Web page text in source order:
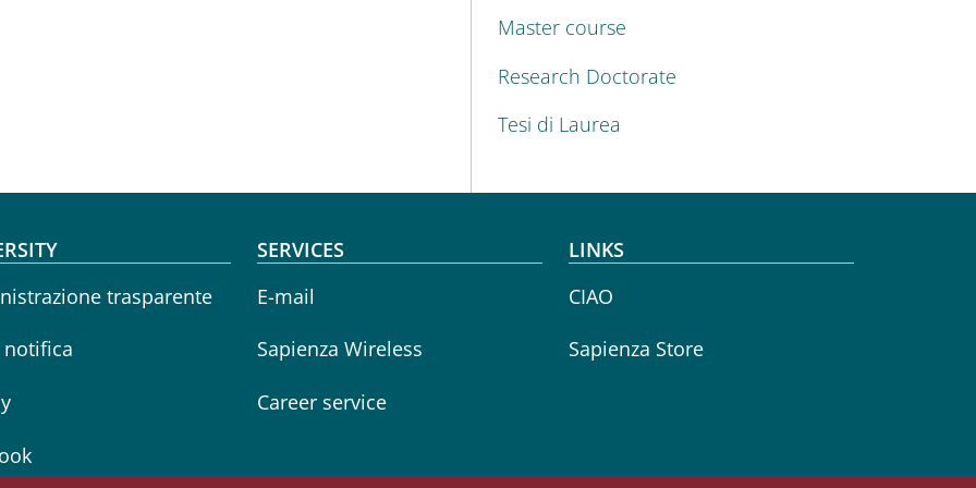
Master course
Research Doctorate
Tesi di Laurea
menu
trasparente
SERVICES
E-mail
Sapienza Wireless
Career service
LINKS
CIAO
Sapienza Store